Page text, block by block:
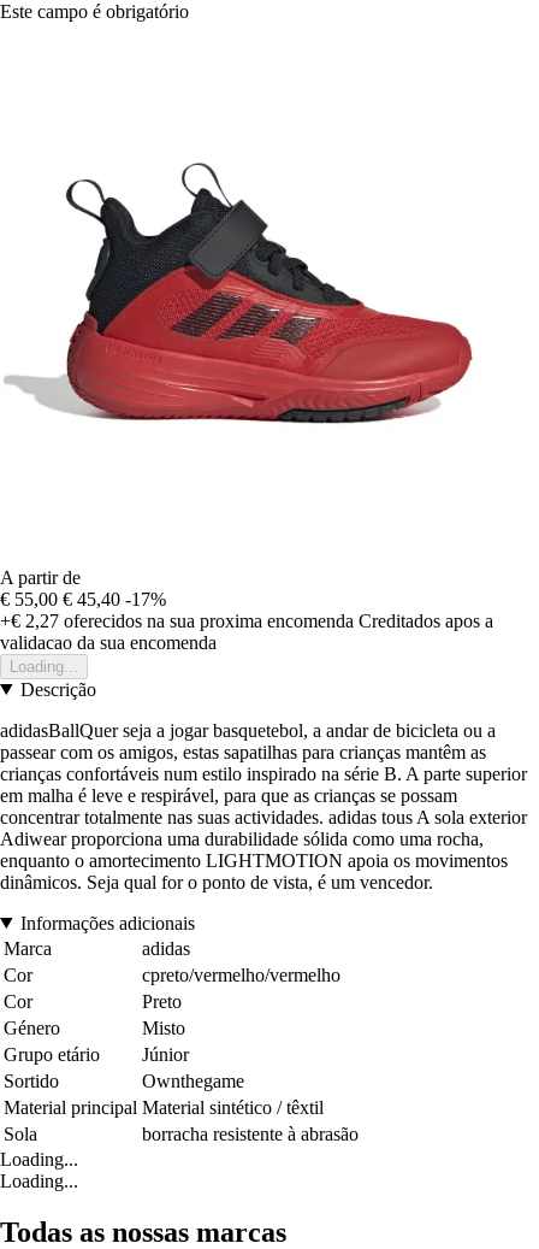
Este campo é obrigatório
A partir de
€ 55,00 € 45,40 -17%
+€ 2,27 oferecidos na sua proxima encomenda Creditados apos a
validacao da sua encomenda
Loading...
Descrição
adidasBallQuer seja a jogar basquetebol, a andar de bicicleta ou a
passear com os amigos, estas sapatilhas para crianças mantêm as
crianças confortáveis num estilo inspirado na série B. A parte superior
em malha é leve e respirável, para que as crianças se possam
concentrar totalmente nas suas actividades. adidas tous A sola exterior
Adiwear proporciona uma durabilidade sólida como uma rocha,
enquanto o amortecimento LIGHTMOTION apoia os movimentos
dinâmicos. Seja qual for o ponto de vista, é um vencedor.
Informações adicionais
Marca
adidas
Cor
cpreto/vermelho/vermelho
Cor
Preto
Género
Misto
Grupo etário
Júnior
Sortido
Ownthegame
Material principal Material sintético / têxtil
Sola
borracha resistente à abrasão
Loading...
Loading...
Todas as nossas marcas